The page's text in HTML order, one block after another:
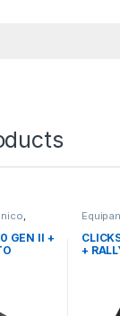
,
en
GEN II +
Video,
+